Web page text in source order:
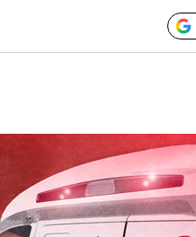
진 채 발견
한일전
명 실종
, 열대야 계속[다음
걱정 안겨드려 죄